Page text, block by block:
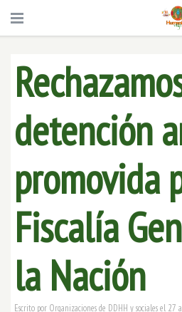
detención
promovida
Fiscalía
la Nación
Escrito por Organizaciones de DDHH y socialesel 27